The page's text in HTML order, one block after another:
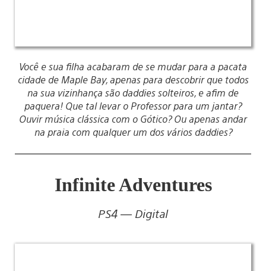
Você e sua filha acabaram de se mudar para a pacata
cidade de Maple Bay, apenas para descobrir que todos
na sua vizinhança são daddies solteiros, e afim de
paquera! Que tal levar o Professor para um jantar?
Ouvir música clássica com o Gótico? Ou apenas andar
na praia com qualquer um dos vários daddies?
Infinite Adventures
PS4 — Digital